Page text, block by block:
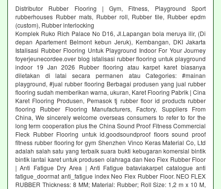
Distributor Rubber Flooring | Gym, Fitness, Playground Sport
rubberhouses Rubber mats, Rubber roll, Rubber tile, Rubber epdm
(custom), Rubber interlocking
Komplek Ruko Rich Palace No D16, Jl.Lapangan bola meruya ilir, (Di
depan Apartement Belmont kebun Jeruk), Kembangan, DKI Jakarta
Istalisasi Rubber Flooring Untuk Playground Indoor For Your Journey
foyerjeunecordee.over blog istalisasi rubber flooring untuk playground
indoor 19 Jan 2026 Rubber flooring atau karpet karet biasanya
diletakan di latai secara permanen atau Categories: #mainan
playground, #jual rubber flooring Berbagai produsen yang jual rubber
flooring sudah memberikan warna, ukuran, Karet Flooring Pabrik | Cina
Karet Flooring Produsen, Pemasok tj rubber floor id products rubber
flooring Rubber Flooring Manufacturers, Factory, Suppliers From
China, We sincerely welcome overseas consumers to refer to for the
long term cooperation plus the China Sound Proof Fitness Commercial
Fleck Rubber Flooring untuk id.goodsoundproof floors sound proof
fitness rubber flooring for gym Shenzhen Vinco Keras Material Co, Ltd
adalah salah satu yang terbaik suara bukti kebugaran komersial bintik
bintik lantai karet untuk produsen olahraga dan Neo Flex Rubber Floor
| Anti Fatigue Dry Area | Anti Fatigue bataviakarpet catalogue anti
fatigue_doormat anti_fatigue index Neo Flex Rubber Floor. NEO FLEX
RUBBER Thickness: 8 MM; Material: Rubber; Roll Size: 1,2 m x 10 M,